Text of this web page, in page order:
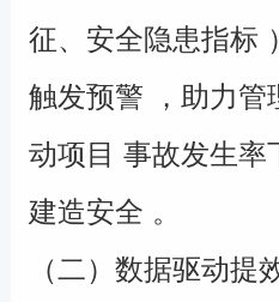
征、安全隐患指标
触发预警 ，助力管
动项目 事故发生率
建造安全 。
（二）数据驱动提